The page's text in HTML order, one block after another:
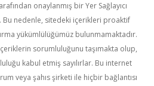
onaylanmış bir Yer Sağlayıcı
nedenle, sitedeki içerikleri proaktif
yükümlülüğümüz bulunmamaktadır.
sorumluluğunu taşımakta olup,
kabul etmiş sayılırlar. Bu internet
veya şahıs şirketi ile hiçbir bağlantısı